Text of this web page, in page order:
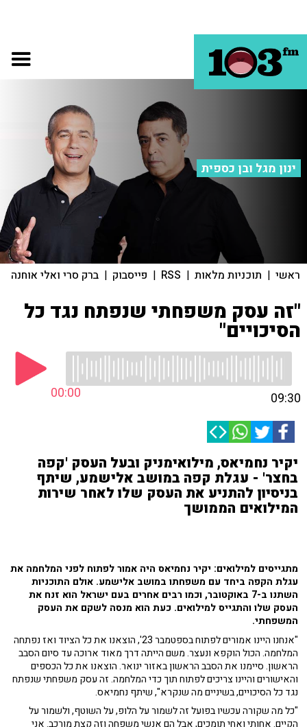
ינון מגל ובן כספית
ראשי | תוכניות מלאות |
RSS
| פייסבוק | ברק סרי ואלי אוחנה
"זה עסק משפחתי שנפתח נגד כל
הסיכויים"
00:00 09:30
יקיר נחמיאס, מילואימניק ובעל העסק 'קפה
בחצר' - עגלת קפה במושב אלישמע, שיתף
בניסיון להתניע את העסק שלו לאחר שירות
המילואים הממושך
מתגייסים למילואים: יקיר נחמיאס היה אמור לפתוח לפני המלחמה את
עגלת הקפה ביחד עם משפחתו במושב אלישמע. אולם התוכניות
השתנו ב-7 באוקטובר, וכמו רבים אחרים בעם ישראל הוא זנח את
העסק שלו והתגייס למילואים. כעת הוא מנסה לשקם את העסק
המשפחתי.
"אנחנו היינו אמורים לפתוח בספטמבר 23', הוצאנו את כל הציוד ואז נפתחה
המלחמה. הכול הוקפא ונעצר. משם הייתה דרך מאוד ארוכה עד סיום הסבב
הראשון. סיימנו את הסבב הראשון באזור ינואר. הוצאנו את כל הכספים
והאישורים והיינו צריכים לפתוח תוך כדי המלחמה. זה עסק משפחתי שנפתח
נגד כל הסיכויים, בשיניים מה שנקרא", שיתף נחמיאס.
"כל מה שקורה עכשיו בפועל זה לשמור על הלופ, על השוטף, ולשמור על
הקיים. אחותי ואחי תומכים, אבל הם אנשי משפחה וזה קצת מורכב. אני